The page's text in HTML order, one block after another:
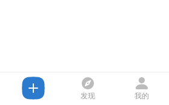
发现 我的